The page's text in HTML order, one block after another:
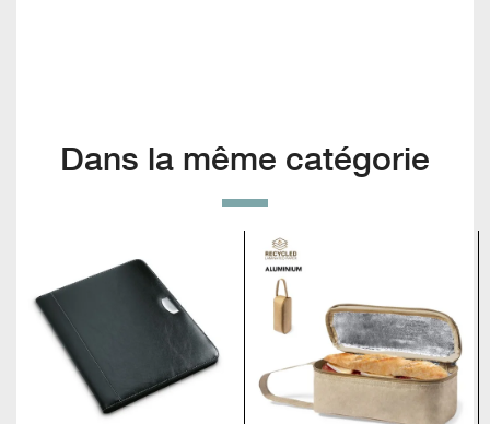
Dans la même catégorie